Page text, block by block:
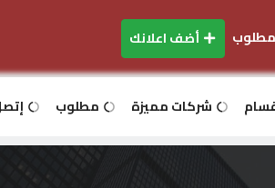
مطلوب أضف اعلانك
شركات مميزة مطلوب